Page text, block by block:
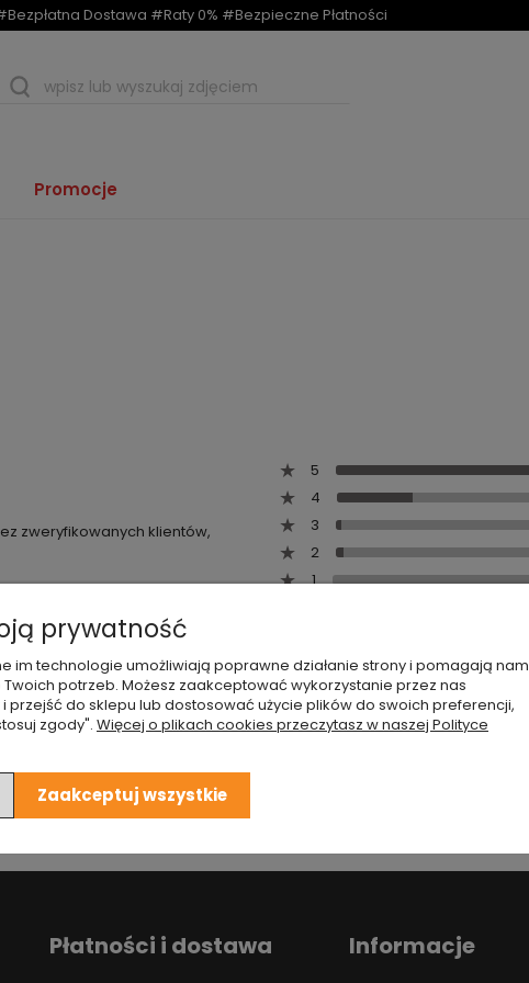
Dostawa #Raty 0% #Bezpieczne Płatności
Promocje
zweryfikowanych klientów,
5
4
3
2
1
Płatności i dostawa Informacje
prywatność
im technologie umożliwiają poprawne działanie strony i pomagają nam
potrzeb. Możesz zaakceptować wykorzystanie przez nas
przejść do sklepu lub dostosować użycie plików do swoich preferencji,
zgody". Więcej o plikach cookies przeczytasz w naszej Polityce
Zaakceptuj wszystkie